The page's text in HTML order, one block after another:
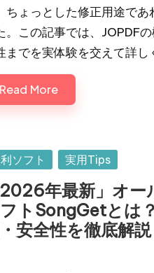
ちょっとした修正用途であ
。この記事では、JOPDF
までを実体験を交えて詳し
Read More
ソフト 実用Tips
2026年最新」オ
トSongGetとは
安全性を徹底解